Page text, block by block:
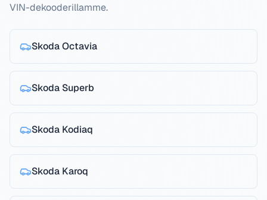
VIN-dekooderillamme.
SkodaOctavia
Skoda Superb
Skoda Kodiaq
Skoda Karoq